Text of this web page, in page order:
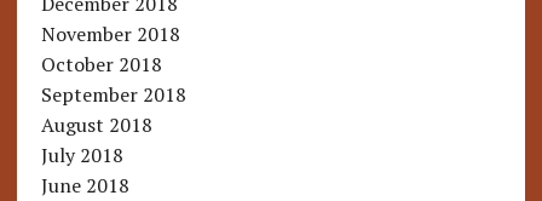
November 2018
October 2018
September 2018
August 2018
July 2018
June 2018